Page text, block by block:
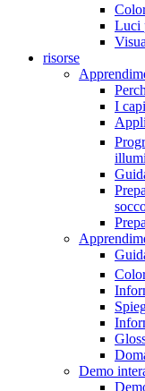
Luci
risorse
I
Demo